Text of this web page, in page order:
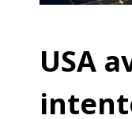
USA